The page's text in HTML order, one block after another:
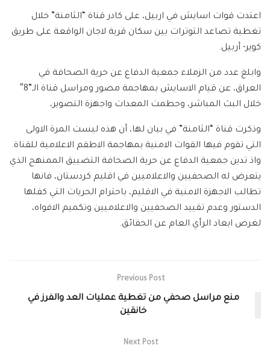
اعتدت قوات اسايش في اربيل، على كادر قناة “الثامنة” خلال
تغطية تصاعد التوترات بين سكان قرية لاجان الواقعة على طريق
كوير- أربيل.
وابلغ عدد من الزملاء جمعية الدفاع عن حرية الصحافة في
خلال البث المباشر، وحطمت المعدات واجهزة التصوير،
وذكرت قناة “الثامنة” في بيان لها، أن هذه ليست المرة الاولى
التي تقوم فيها القوات الامنية بمهاجمة الاطقم الاعلامية للقناة.
واذ تدين جمعية الدفاع عن حرية الصحافة التضييق الممنهج الذي
يتعرض له الصحفيين والاعلاميين في اقليم كردستان، فانها
تطالب الاجهزة الامنية في الاقليم، باحترام الحريات التي كفلها
الدستور وعدم تقييد الصحفيين والاعلاميين وتكميم الافواه،
لغرض ابعاد الرأي العام عن الحقائق.
Previous Post
منع مراسل صحفي من تغطية عمليات العد والفرز في
خانقين
Next Post